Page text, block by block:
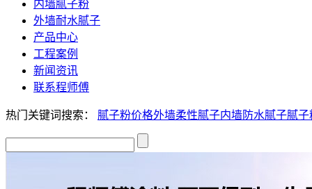
内墙腻子粉
外墙耐水腻子
产品中心
工程案例
新闻资讯
联系程师傅
热门关键词搜索： 腻子粉价格外墙柔性腻子内墙防水腻子腻子